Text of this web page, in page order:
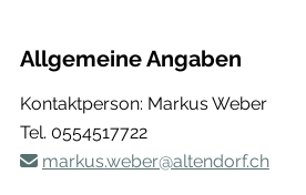
Allgemeine Angaben
Kontaktperson: Markus Weber
Tel. 0554517722
markus.weber@altendorf.ch